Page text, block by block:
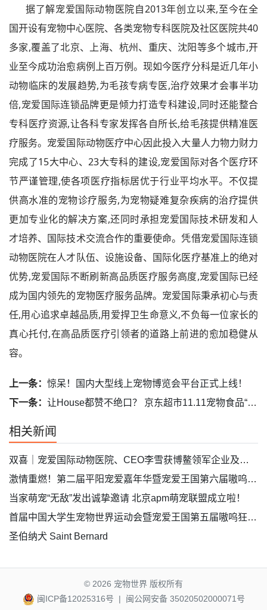
据了解宠爱国际动物医院自2013年创立以来,至今在全
国开设有宠物中心医院、各类宠物专科医院及社区医院共40
多家,覆盖了北京、上海、杭州、重庆、沈阳等多个城市,开
业至今成功治愈病例上百万例。现如今医疗分科是近几年小
动物临床的发展趋势,为毛孩专病专医,治疗效果才会事半功
倍,宠爱国际连锁品牌更是倾力打造专科建设,同时还能整合
专科医疗资源,让各科专家发挥各自所长,给毛孩提供精准医
疗服务。宠爱国际动物医疗中心因此投入大量人力物力财力
完成了15大中心、23大专科的建设,宠爱国际对各个医疗环
节严谨管理,使各项医疗指标居优于行业平均水平。不仅提
供高水准的宠物诊疗服务,为宠物疑难复杂疾病的治疗提供
更加专业化的解决方案,还同时承担宠爱国际技术研发和人
才培养、国际技术交流合作的重要使命。凭借宠爱国际连锁
动物医院在人才队伍、设施设备、国际化医疗基准上的绝对
优势,宠爱国际不断刷新高品质医疗服务高度,宠爱国际已经
成为国内领先的宠物医疗服务品牌。宠爱国际秉承初心与责
任,用心追求卓越品质,用爱捍卫生命意义,不负每一位家长的
真心托付,在高品质医疗引领者的道路上前进的愈加稳健从
容。
上一条： 惊呆！国内大型线上宠物博览会平台正式上线！
下一条： 让House都赞不绝口？ 京东超市11.11宠物食品“不爱吃就退”
相关新闻
双喜｜宠爱国际动物医院、CEO李雪获博鳌领军企业及经济人物奖
激情重燃！第二届平阳宠爱嘉年华暨宠爱王国第六届嗷呜狂欢节定档5月11-12日
当家萌宠“无敌”发出诚挚邀请 北京apm萌宠联盟成立啦！
首届中国大学生宠物世界运动会暨宠爱王国第五届嗷呜狂欢节即将开始啦！
圣伯纳犬 Saint Bernard
© 2026 宠物世界 版权所有
闽ICP备12025316号
| 闽公网安备 35020502000071号